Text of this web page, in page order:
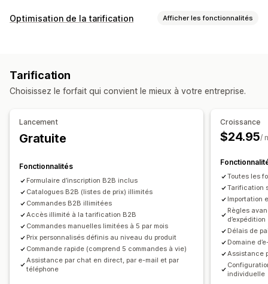
Options de tarification
Importation de tarification
Délais de paiement Moyens de paiement
Balisage client
Traitement en bloc
Commandes manuelles Commandes provisoires
Minimums de commande Limites de commande
Visibilité du produit
Options d’expédition
Statut de la commande
Synchronisation des stocks
Statut des stocks
Importation et exportation
Optimisation de la tarification Afficher les fonctionnalités
Réductions fixes
Réductions échelonnées Tarification personnalisée
Rétablir la tarification
Suivi des prix
Rapports
Tableaux de bord Analyses de données
Tarification
Choisissez le forfait qui convient le mieux à votre entreprise.
Lancement
Gratuite
Fonctionnalités
Formulaire d’inscription B2B inclus
Catalogues B2B (listes de prix) illimités
Commandes B2B illimitées
Accès illimité à la tarification B2B
Commandes manuelles limitées à 5 par mois
Prix personnalisés définis au niveau du produit
Commande rapide (comprend 5 commandes à vie)
Assistance par chat en direct, par e-mail et par
téléphone
Croissance
$24.95/
Toutes les
Tarification
Importation
Règles
d’expédition
Délais de
Domaine
Assistance
individuelle